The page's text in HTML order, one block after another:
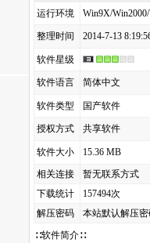
运行环境
Win9X/
整理时间 2014-7-13
软件星级
软件语言 简体中文
软件类型 国产软件
授权方式 共享软件
软件大小
15.36 MB
相关连接
暂无联系
下载统计
157494次
解压密码
本站默认解压
∷软件简介∷